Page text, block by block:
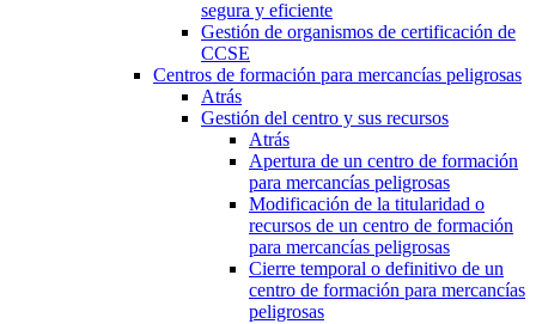
segura y eficiente
Gestión de organismos de certificación de
CCSE
Centros de formación para mercancías peligrosas
Atrás
Gestión del centro y sus recursos
Atrás
Apertura de un centro de formación
para mercancías peligrosas
Modificación de la titularidad o
recursos de un centro de formación
para mercancías peligrosas
Cierre temporal o definitivo de un
centro de formación para mercancías
peligrosas